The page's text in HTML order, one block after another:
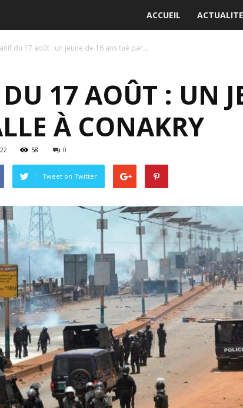
ACCUEIL
du 17 août : un jeune de 16 ans tué par...
17 AOÛT : UN
À CONAKRY
58 0
Tweet on Twitter